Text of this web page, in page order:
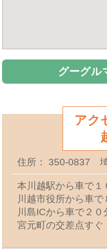
グーグル
アク
住所： 350-0837
本川越駅から車で１
川越市役所から車で
川島ICから車で２０
宮元町の交差点すぐ